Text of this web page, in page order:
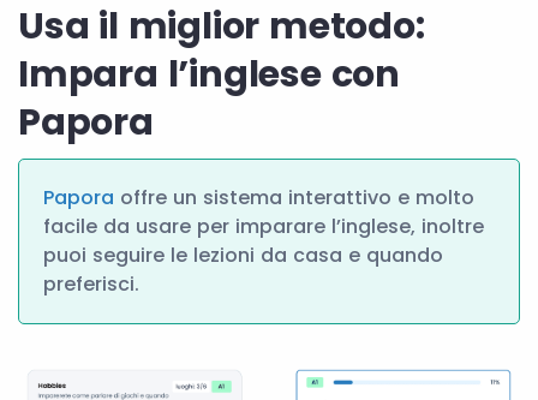
Usa il miglior metodo:
Impara l’inglese con
Papora
Papora offre un sistema interattivo e molto
facile da usare per imparare l’inglese, inoltre
puoi seguire le lezioni da casa e quando
preferisci.